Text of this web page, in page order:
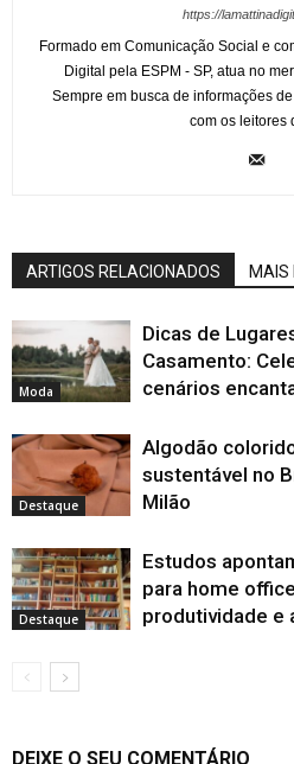
https://
Formado em Comunicação Social e
Digital pela ESPM - SP, atua no
Sempre em busca de informações
com os leitores
ARTIGOS RELACIONADOS MAIS
Moda
Dicas de
Casamento:
cenários
Destaque
Algodão
sustentável no
Milão
Destaque
Estudos
para home
produtividade e
DEIXE O SEU COMENTÁRIO